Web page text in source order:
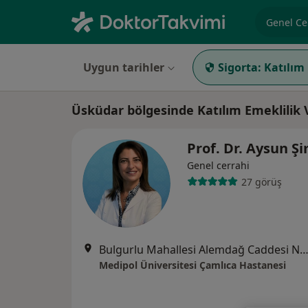
Uygun tarihler Sigorta:
Üsküdar bölgesinde Katılım
Prof. Dr. Aysun
Genel cerrahi
27 görüş
Bulgurlu Mahallesi Alemdağ Caddesi No:100, Üsküdar
Medipol Üniversitesi Çamlıca Hastanesi